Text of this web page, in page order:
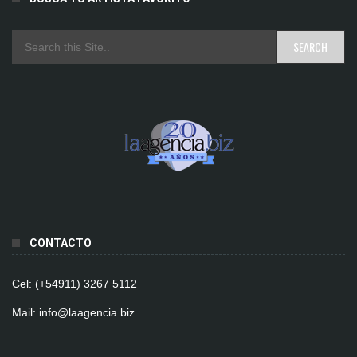
CONTACTO
Cel: (+54911) 3267 5112
Mail: info@laagencia.biz